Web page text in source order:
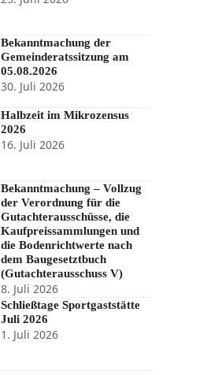
Bekanntmachung der
Gemeinderatssitzung am
05.08.2026
30. Juli 2026
Halbzeit im Mikrozensus
2026
16. Juli 2026
Bekanntmachung – Vollzug
der Verordnung für die
Gutachterausschüsse, die
Kaufpreissammlungen und
die Bodenrichtwerte nach
dem Baugesetztbuch
(Gutachterausschuss V)
8. Juli 2026
Schließtage Sportgaststätte
Juli 2026
1. Juli 2026